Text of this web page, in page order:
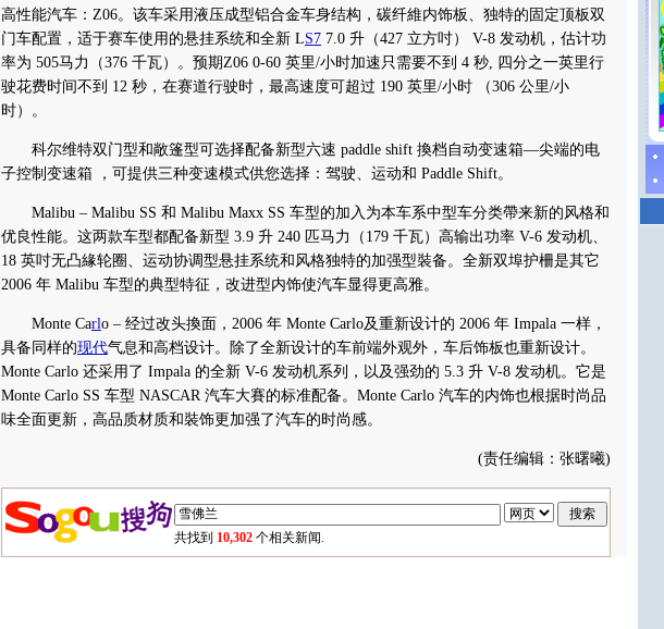
高性能汽车：Z06。该车采用液压成型铝合金车身结构，碳纤維内饰板、独特的固定顶板双
门车配置，适于赛车使用的悬挂系统和全新 LS7 7.0 升（427 立方吋） V-8 发动机，估计功
率为 505马力（376 千瓦）。预期Z06 0-60 英里/小时加速只需要不到 4 秒, 四分之一英里行
驶花费时间不到 12 秒，在赛道行驶时，最高速度可超过 190 英里/小时 （306 公里/小
时）。
科尔维特双门型和敞篷型可选择配备新型六速 paddle shift 換档自动变速箱—尖端的电
子控制变速箱 ，可提供三种变速模式供您选择：驾驶、运动和 Paddle Shift。
Malibu – Malibu SS 和 Malibu Maxx SS 车型的加入为本车系中型车分类帶来新的风格和
优良性能。这两款车型都配备新型 3.9 升 240 匹马力（179 千瓦）高输出功率 V-6 发动机、
18 英吋无凸緣轮圈、运动协调型悬挂系统和风格独特的加强型裝备。全新双埠护柵是其它
2006 年 Malibu 车型的典型特征，改进型内饰使汽车显得更高雅。
Monte Carlo – 经过改头換面，2006 年 Monte Carlo及重新设计的 2006 年 Impala 一样，
具备同样的现代气息和高档设计。除了全新设计的车前端外观外，车后饰板也重新设计。
Monte Carlo 还采用了 Impala 的全新 V-6 发动机系列，以及强劲的 5.3 升 V-8 发动机。它是
Monte Carlo SS 车型 NASCAR 汽车大賽的标准配备。Monte Carlo 汽车的内饰也根据时尚品
味全面更新，高品质材质和裝饰更加强了汽车的时尚感。
(责任编辑：张曙曦)
共找到 10,302 个相关新闻.